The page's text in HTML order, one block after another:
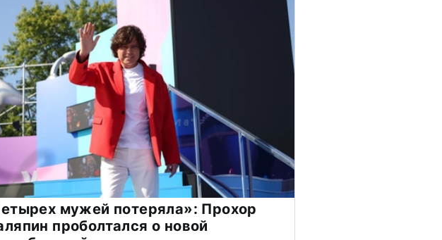
мужей потеряла»: Прохор
проболтался о новой